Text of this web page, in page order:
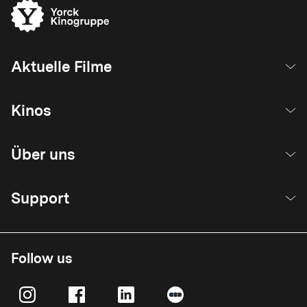
Aktuelle Filme
Kinos
Über uns
Support
Follow us